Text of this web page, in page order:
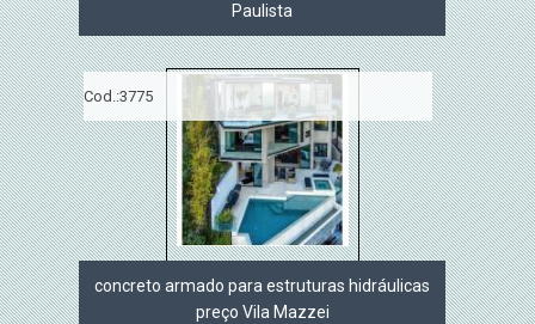
Paulista
Cod.:3775
concreto armado para estruturas hidráulicas
preço Vila Mazzei